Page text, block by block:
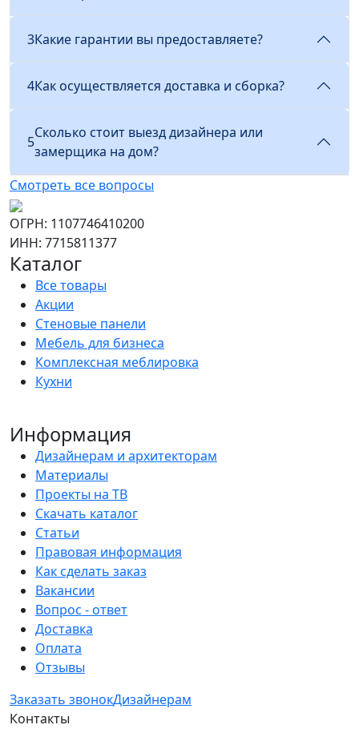
3Какие гарантии вы предоставляете?
4Как осуществляется доставка и сборка?
5
Сколько стоит выезд дизайнера или
замерщика на дом?
Смотреть все вопросы
ОГРН: 1107746410200
ИНН: 7715811377
Каталог
Все товары
Акции
Стеновые панели
Мебель для бизнеса
Комплексная меблировка
Кухни
Информация
Дизайнерам и архитекторам
Материалы
Проекты на ТВ
Скачать каталог
Статьи
Правовая информация
Как сделать заказ
Вакансии
Вопрос - ответ
Доставка
Оплата
Отзывы
Заказать звонокДизайнерам
Контакты